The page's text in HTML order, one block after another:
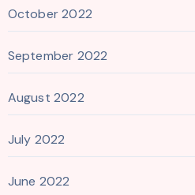
October 2022
September 2022
August 2022
July 2022
June 2022